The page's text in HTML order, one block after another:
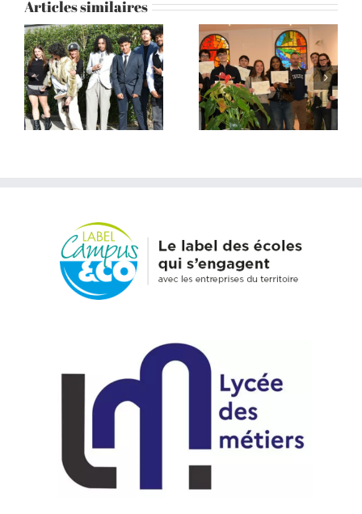
Articles similaires
Remise des diplômes
2025
Don Bosco Nice : dis-
moi ton secret !